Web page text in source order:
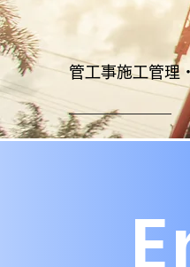
管工事施工管理